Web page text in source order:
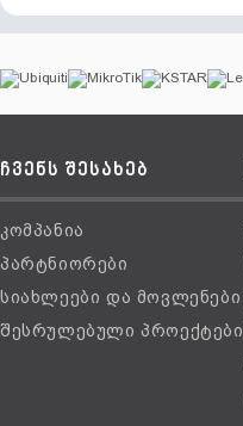
ჩვენს შესახებ
კომპანია
პარტნიორები
სიახლეები და მოვლენები
შესრულებული პროექტები